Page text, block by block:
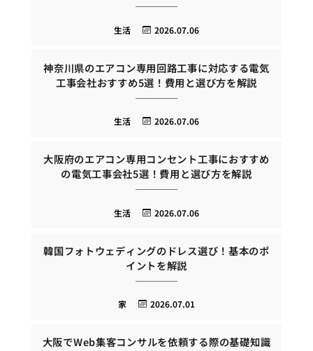
2026.07.06
生活
神奈川県のエアコン専用回路工事に対応する電気
工事会社おすすめ5選！費用と選び方を解説
2026.07.06
生活
大阪府のエアコン専用コンセント工事におすすめ
の電気工事会社5選！費用と選び方を解説
2026.07.06
生活
韓国フォトウェディングのドレス選び！基本のポ
イントを解説
2026.07.01
家
大阪でWeb集客コンサルを依頼する際の基礎知識